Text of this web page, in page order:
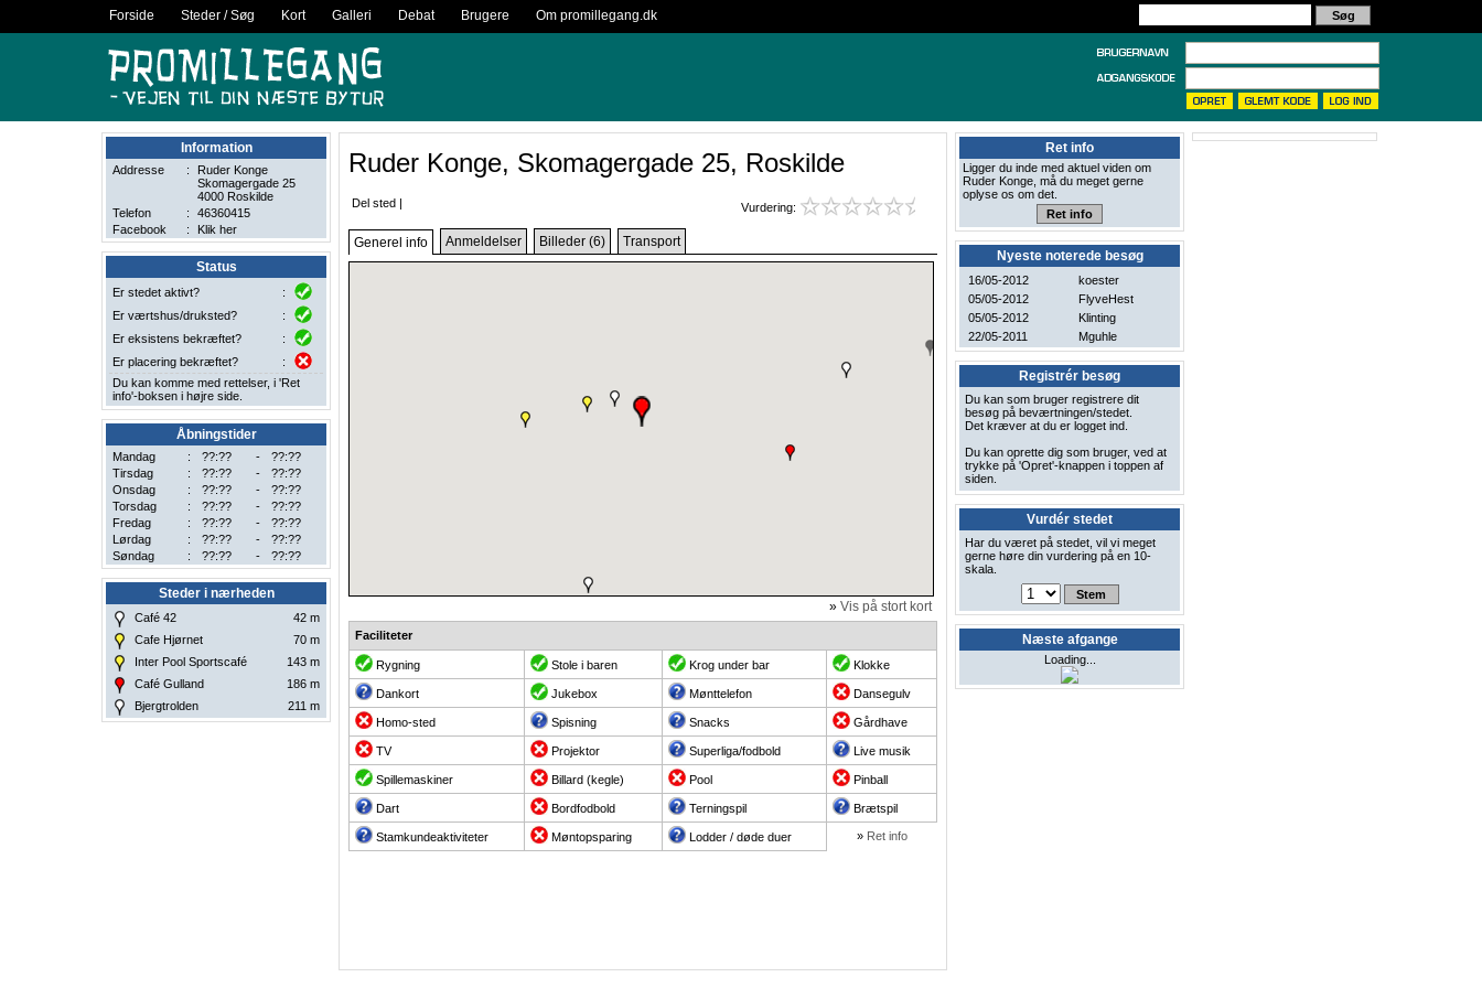
Forside Steder / Søg Kort Galleri Debat Brugere Om promillegang.dk
Information
Addresse :
Ruder Konge
Skomagergade 25
4000 Roskilde
Telefon
:
46360415
Facebook
: Klik her
Status
Er stedet aktivt?
:
Er værtshus/druksted?
:
Er eksistens bekræftet?
:
Er placering bekræftet?
:
Du kan komme med rettelser, i 'Ret
info'-boksen i højre side.
Åbningstider
Mandag : ??:?? -
??:??
Tirsdag
: ??:?? -
??:??
Onsdag
: ??:?? -
??:??
Torsdag
: ??:?? -
??:??
Fredag
: ??:?? -
??:??
Lørdag
: ??:?? -
??:??
Søndag
: ??:?? - ??:??
Steder i nærheden
Café 42 42 m
Cafe Hjørnet
70 m
Inter Pool Sportscafé
143 m
Café Gulland
186 m
Bjergtrolden
211 m
Ruder Konge, Skomagergade 25, Roskilde
Del sted | Vurdering:
Generel info Anmeldelser Billeder (6) Transport
» Vis på stort kort
Faciliteter
Rygning Stole i baren Krog under bar Klokke
Dankort Jukebox Mønttelefon Dansegulv
Homo-sted Spisning Snacks Gårdhave
TV Projektor Superliga/fodbold Live musik
Spillemaskiner Billard (kegle) Pool Pinball
Dart Bordfodbold Terningspil Brætspil
Stamkundeaktiviteter Møntopsparing Lodder / døde duer » Ret info
Ret info
Ligger du inde med aktuel viden om
Ruder Konge, må du meget gerne
oplyse os om det.
Nyeste noterede besøg
16/05-2012
koester
05/05-2012
FlyveHest
05/05-2012
Klinting
22/05-2011
Mguhle
Registrér besøg
Du kan som bruger registrere dit
besøg på beværtningen/stedet.
Det kræver at du er logget ind.
Du kan oprette dig som bruger, ved at
trykke på 'Opret'-knappen i toppen af
siden.
Vurdér stedet
Har du været på stedet, vil vi meget
gerne høre din vurdering på en 10-
skala.
Næste afgange
Loading...